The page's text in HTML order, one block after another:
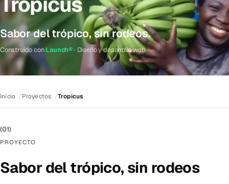
Sabor del trópico, sin rodeos.
Construido conLaunch®· Diseño y desarrollo web
Inicio Proyectos Tropicus
(01)
PROYECTO
Sabor del trópico, sin rodeos